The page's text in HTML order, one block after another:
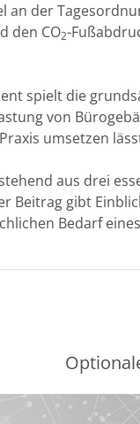
an der
den CO2-
spielt die
von
umsetzen
aus drei
Beitrag gibt
Bedarf